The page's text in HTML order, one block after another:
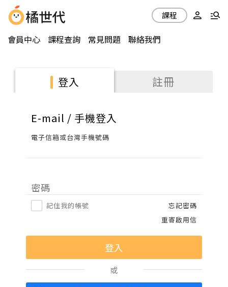
會員中心 課程查詢 常見問題 聯絡我們
課程
登入 註冊
E-mail / 手機登入
電子信箱或台灣手機號碼
密碼
記住我的帳號
忘記密碼
重寄啟用信
或